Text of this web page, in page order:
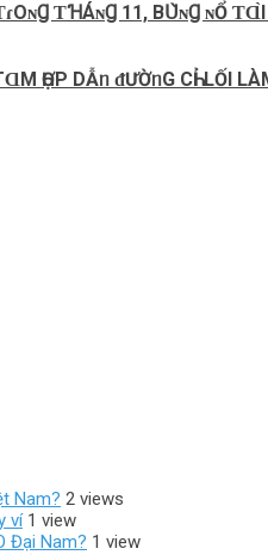
ƬꞪÁɴꞬ 11, BՍ̀ɴꞬ ɴỔ
ҺỢP DẪᥒ ᵭƯỜᥒG CҺỈ LỐI
Nam? 2 views
ví 1 view
Đại Nam? 1 view